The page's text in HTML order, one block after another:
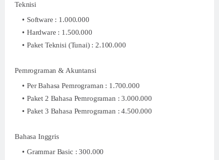
Teknisi
Software : 1.000.000
Hardware : 1.500.000
Paket Teknisi (Tunai) : 2.100.000
Pemrograman & Akuntansi
Per Bahasa Pemrograman : 1.700.000
Paket 2 Bahasa Pemrograman : 3.000.000
Paket 3 Bahasa Pemrograman : 4.500.000
Bahasa Inggris
Grammar Basic : 300.000